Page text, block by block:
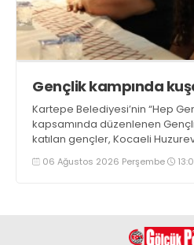
Gençlik kampında
Kartepe Belediyesi’nin “Hep
kapsamında düzenlenen
katılan gençler, Kocaeli
geldi06 Ağustos 2026 Perşembe